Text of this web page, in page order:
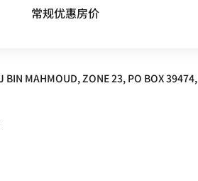
常规优惠房价
BIN MAHMOUD, ZONE 23, PO BOX 39474,